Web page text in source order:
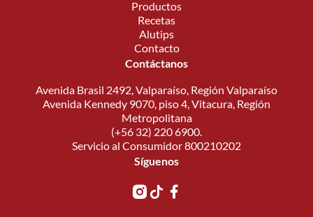
Productos
Recetas
Alutips
Contacto
Contáctanos
Avenida Brasil 2492, Valparaíso, Región Valparaíso
Avenida Kennedy 9070, piso 4, Vitacura, Región
Metropolitana
(+56 32) 220 6900.
Servicio al Consumidor 800210202
Síguenos